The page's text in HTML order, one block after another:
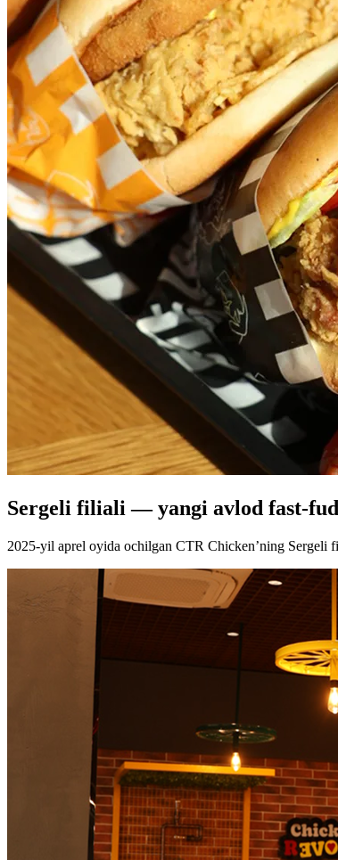
Sergeli filiali — yangi avlod fast-
2025-yil aprel oyida ochilgan CTR Chicken’ning Sergeli